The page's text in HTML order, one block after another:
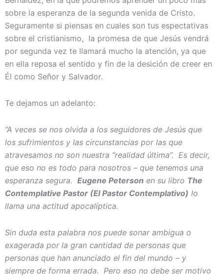
sobre la esperanza de la segunda venida de Cristo.
Seguramente si piensas en cuales son tus espectativas
sobre el cristianismo, la promesa de que Jesús vendrá
por segunda vez te llamará mucho la atención, ya que
en ella reposa el sentido y fin de la desición de creer en
Él como Señor y Salvador.
Te dejamos un adelanto:
“A veces se nos olvida a los seguidores de Jesús que
los sufrimientos y las circunstancias por las que
atravesamos no son nuestra “realidad última”. Es decir,
que eso no es todo para nosotros – que tenemos una
esperanza segura. Eugene Peterson en su libro The
Contemplative Pastor (El Pastor Contemplativo) lo
llama una actitud apocalíptica.
Sin duda esta palabra nos puede sonar ambigua o
exagerada por la gran cantidad de personas que
personas que han anunciado el fin del mundo – y
siempre de forma errada. Pero eso no debe ser motivo